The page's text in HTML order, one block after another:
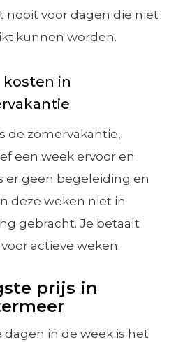
nooit voor dagen die niet
kunnen worden.
kosten in
de zomervakantie,
een week ervoor en
er geen begeleiding en
deze weken niet in
gebracht. Je betaalt
actieve weken.
prijs in
dagen in de week is het